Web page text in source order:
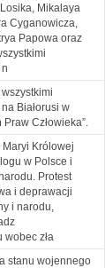
Mikalaya
Cyganowicza,
Papowa oraz
wszystkimi
Białorusi w
Człowieka”.
Maryi Królowej
w Polsce i
Protest
i deprawacji
i narodu,
zła
stanu wojennego